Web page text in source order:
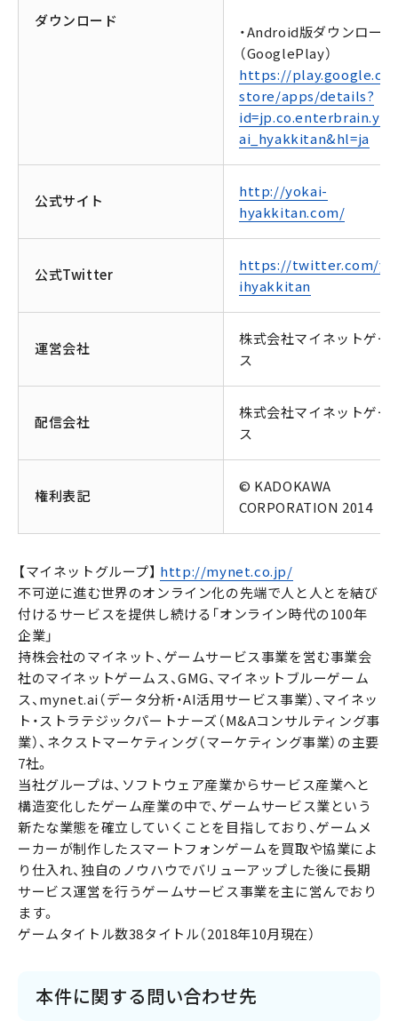
ダウンロード
・Android版ダウンロード
（GooglePlay）
https://
store/apps/details?
ai_hyakkitan&hl=ja
公式サイト
http://yokai-
hyakkitan.com/
公式Twitter
https://twitter.com/
ihyakkitan
運営会社
株式会社マイネットゲー
ス
配信会社
株式会社マイネットゲー
ス
権利表記
© KADOKAWA
CORPORATION 2014
【マイネットグループ】 http://mynet.co.jp/
不可逆に進む世界のオンライン化の先端で人と人とを結び
付けるサービスを提供し続ける「オンライン時代の100年
企業」
持株会社のマイネット、ゲームサービス事業を営む事業会
社のマイネットゲームス、GMG、マイネットブルーゲーム
ス、mynet.ai（データ分析・AI活用サービス事業）、マイネッ
ト・ストラテジックパートナーズ（M&Aコンサルティング事
業）、ネクストマーケティング（マーケティング事業）の主要
7社。
当社グループは、ソフトウェア産業からサービス産業へと
構造変化したゲーム産業の中で、ゲームサービス業という
新たな業態を確立していくことを目指しており、ゲームメ
ーカーが制作したスマートフォンゲームを買取や協業によ
り仕入れ、独自のノウハウでバリューアップした後に長期
サービス運営を行うゲームサービス事業を主に営んでおり
ます。
ゲームタイトル数38タイトル（2018年10月現在）
本件に関する問い合わせ先